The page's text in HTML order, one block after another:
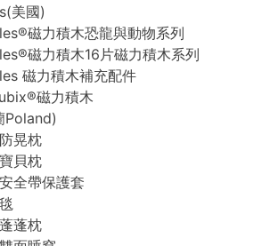
美國)
磁力積木恐龍與動物系列
磁力積木16片磁力積木系列
磁力積木補充配件
磁力積木
Poland)
晃枕
貝枕
全帶保護套
蓬枕